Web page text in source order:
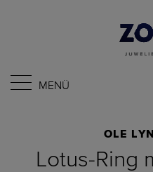
MENÜ
OLE
Lotus-Ring